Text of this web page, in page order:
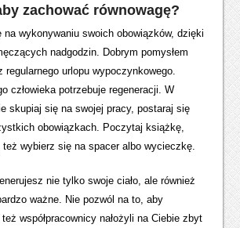
zachować równowagę?
wykonywaniu swoich obowiązków, dzięki
nadgodzin. Dobrym pomysłem
urlopu wypoczynkowego.
człowieka potrzebuje regeneracji. W
skupiaj się na swojej pracy, postaraj się
obowiązkach. Poczytaj książkę,
wybierz się na spacer albo wycieczkę.
nie tylko swoje ciało, ale również
ważne. Nie pozwól na to, aby
współpracownicy nałożyli na Ciebie zbyt